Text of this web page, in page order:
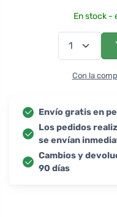
En stock -
Con la
Envío gratis en
Los pedidos
se envían
Cambios y
90 días